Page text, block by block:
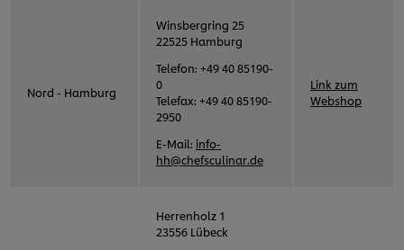
Nord - Hamburg
Winsbergring 25
22525 Hamburg
Telefon: +49 40 85190-
0
Telefax: +49 40 85190-
2950
E-Mail: info-
hh@chefsculinar.de
Link zum
Webshop
Herrenholz 1
23556 Lübeck